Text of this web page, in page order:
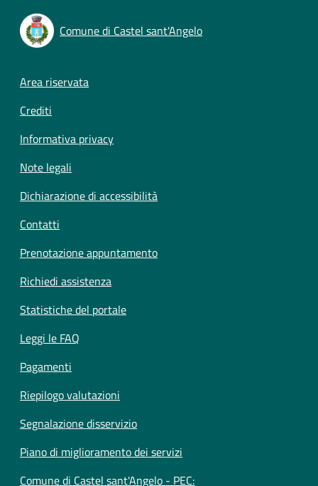
Comune di Castel sant'Angelo
Footer menu
Area riservata
Crediti
Informativa privacy
Note legali
Dichiarazione di accessibilità
Contatti
Prenotazione appuntamento
Richiedi assistenza
Statistiche del portale
Leggi le FAQ
Pagamenti
Riepilogo valutazioni
Segnalazione disservizio
Piano di miglioramento dei servizi
Comune di Castel sant'Angelo - PEC: